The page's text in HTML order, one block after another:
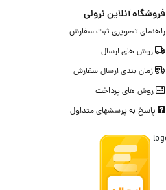
فروشگاه آنلاین نرولی
راهنمای تصویری ثبت سفارش
روش های ارسال
زمان بندی ارسال سفارش
روش های پرداخت
پاسخ به پرسشهای متداول